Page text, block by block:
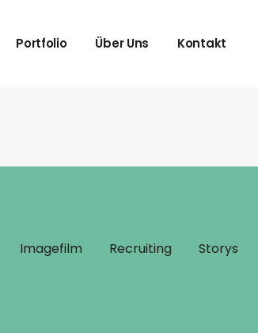
Portfolio
Erklärfilm
Über Uns Kontakt
Impressum
Imagefilm Recruiting Storys